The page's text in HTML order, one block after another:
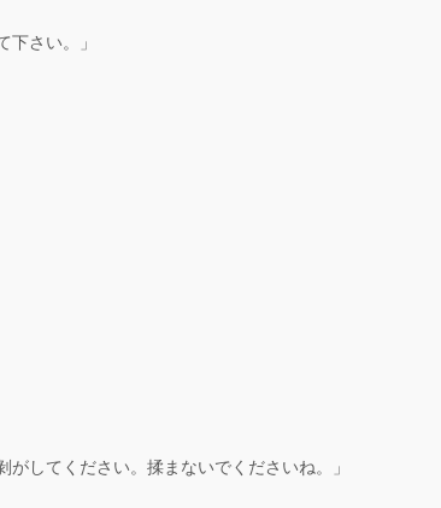
さい。」
してください。揉まないでくださいね。」